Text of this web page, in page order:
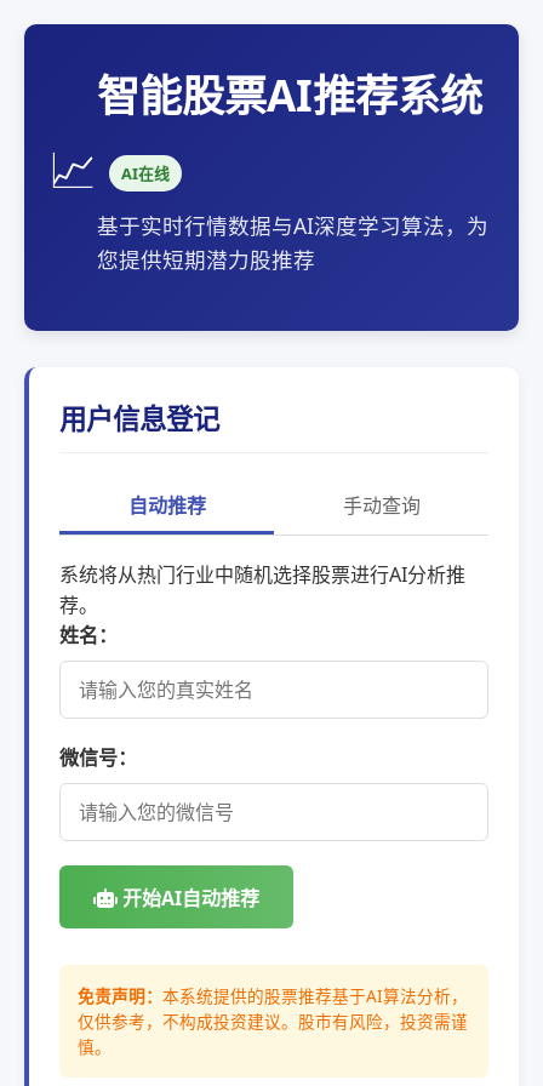
📈
智能股票AI推荐系统
AI在线
基于实时行情数据与AI深度学习算法，为
您提供短期潜力股推荐
用户信息登记
自动推荐 手动查询
系统将从热门行业中随机选择股票进行AI分析推
荐。
姓名：
微信号：
开始AI自动推荐
免责声明： 本系统提供的股票推荐基于AI算法分析，
仅供参考，不构成投资建议。股市有风险，投资需谨
慎。